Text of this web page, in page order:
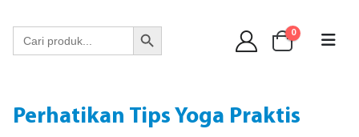
Search
for:
Search Button
0
Perhatikan Tips Yoga Praktis